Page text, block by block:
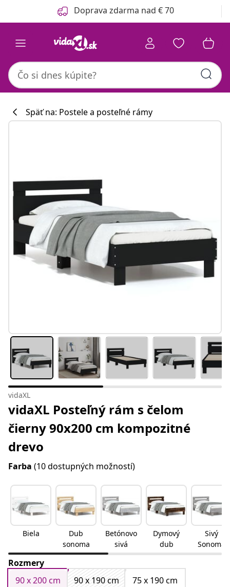
Predchádzajúce Doprava zdarma nad € 70
Späť na: Postele a posteľné rámy
vidaXL
vidaXL Posteľný rám s čelom
čierny 90x200 cm kompozitné
drevo
Farba (10 dostupných možností)
Biela
Dub
sonoma
Betónovo
sivá
Dymový
dub
Sivý
Sonoma
Rozmery
90 x 200 cm
90 x 190 cm
75 x 190 cm